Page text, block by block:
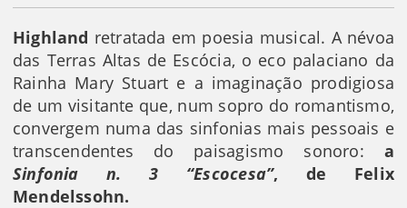
Highland retratada em poesia musical. A névoa
das Terras Altas de Escócia, o eco palaciano da
Rainha Mary Stuart e a imaginação prodigiosa
de um visitante que, num sopro do romantismo,
convergem numa das sinfonias mais pessoais e
transcendentes do paisagismo sonoro: a
Sinfonia n. 3 “Escocesa”, de Felix
Mendelssohn.